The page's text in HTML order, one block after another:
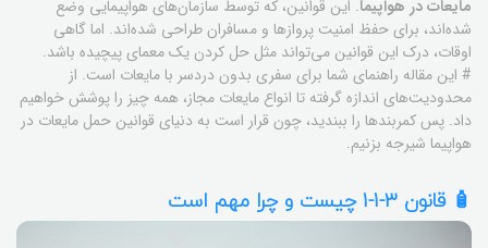
مایعات در هواپیما. این قوانین، که توسط سازمان‌های هواپیمایی وضع
شده‌اند، برای حفظ امنیت پروازها و مسافران طراحی شده‌اند. اما گاهی
اوقات، درک این قوانین می‌تواند مثل حل کردن یک معمای پیچیده باشد.
# این مقاله راهنمای شما برای سفری بدون دردسر با مایعات است. از
محدودیت‌های اندازه گرفته تا انواع مایعات مجاز، همه چیز را پوشش خواهیم
داد. پس کمربندها را ببندید، چون قرار است به دنیای قوانین حمل مایعات در
هواپیما شیرجه بزنیم.
🧴 قانون 3-1-1 چیست و چرا مهم است